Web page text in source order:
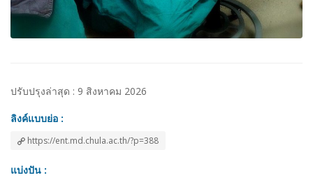
ปรับปรุงล่าสุด : 9 สิงหาคม 2026
ลิงค์แบบย่อ :
https://ent.md.chula.ac.th/?p=388
แบ่งปัน :